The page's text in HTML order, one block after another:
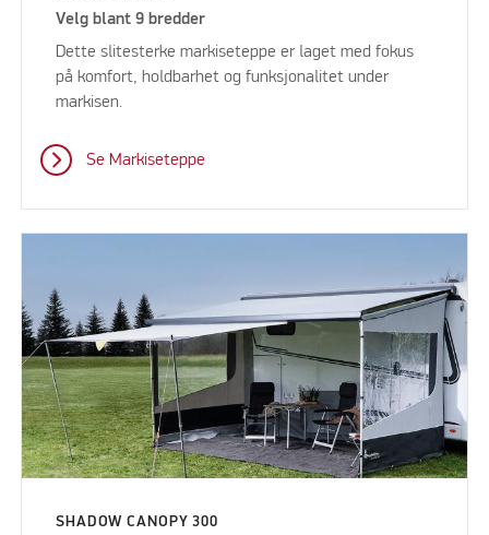
Velg blant 9 bredder
Dette slitesterke markiseteppe er laget med fokus
på komfort, holdbarhet og funksjonalitet under
markisen.
Se Markiseteppe
SHADOW CANOPY 300